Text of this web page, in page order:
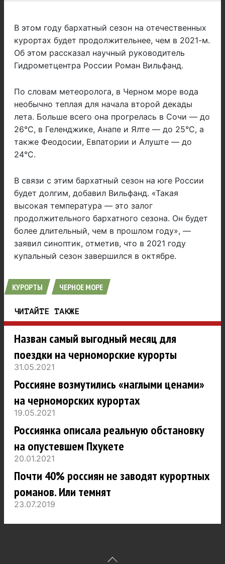
В этом году бархатный сезон на отечественных
курортах будет продолжительнее, чем в 2021-м.
Об этом рассказал научный руководитель
Гидрометцентра России Роман Вильфанд.
По словам метеоролога, в Черном море вода
необычно теплая для начала второй декады
лета. Больше всего она прогрелась в Сочи — до
26°С, в Геленджике, Анапе и Ялте — до 25°С, а
также Феодосии, Евпатории и Алуште — до
24°С.
В связи с этим бархатный сезон на юге России
будет долгим, добавил Вильфанд. «Такая
высокая температура — это залог
продолжительного бархатного сезона. Он будет
более длительный, чем в прошлом году», —
заявил синоптик, отметив, что в 2021 году
купальный сезон завершился в октябре.
КУРОРТЫ ЧЕРНОЕ МОРЕ
ЧИТАЙТЕ ТАКЖЕ
Назван самый выгодный месяц для
поездки на черноморские курорты
31.05.2021
Россияне возмутились «наглыми ценами»
на черноморских курортах
19.05.2021
Россиянка описала реальную обстановку
на опустевшем Пхукете
20.01.2021
Почти 40% россиян не заводят курортных
романов. Или темнят
23.07.2019